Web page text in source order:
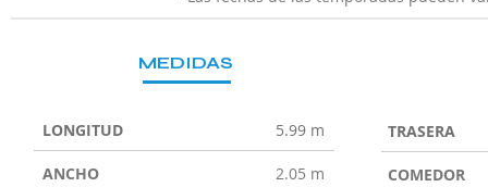
MEDIDAS
LONGITUD 5.99 m
ANCHO 2.05 m
TRASERA
COMEDOR